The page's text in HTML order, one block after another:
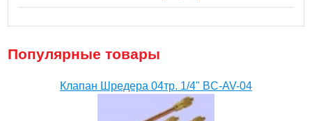
Популярные товары
Клапан Шредера 04тр. 1/4" BC-AV-04